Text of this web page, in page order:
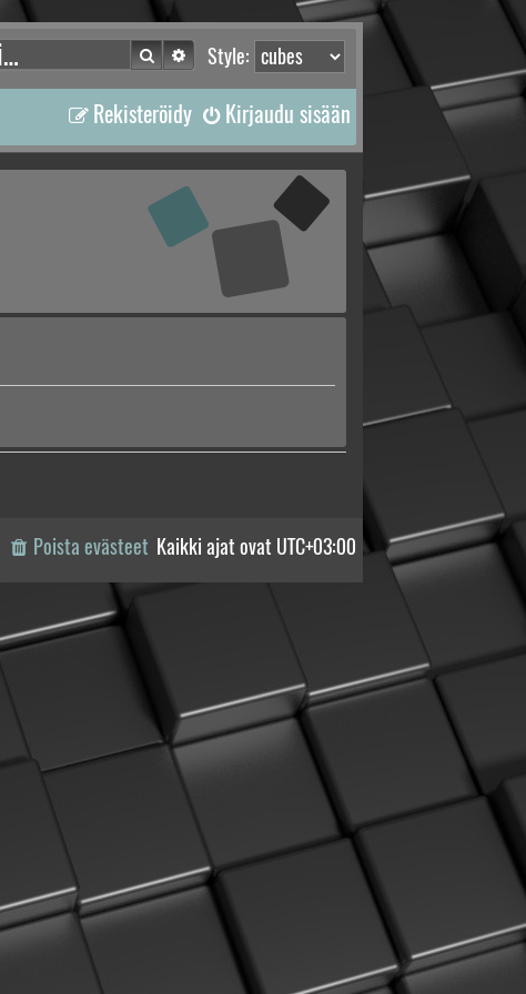
Style:
Etsi Tarkennettu haku
Kirjaudu sisään
Rekisteröidy
Kaikki ajat ovat UTC+03:00
Poista evästeet